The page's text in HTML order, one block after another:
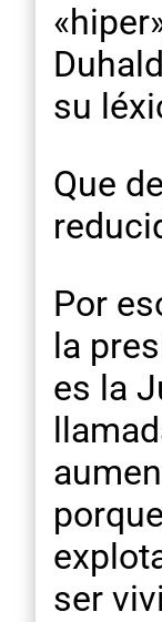
su
Que
Por
la
es la
ser